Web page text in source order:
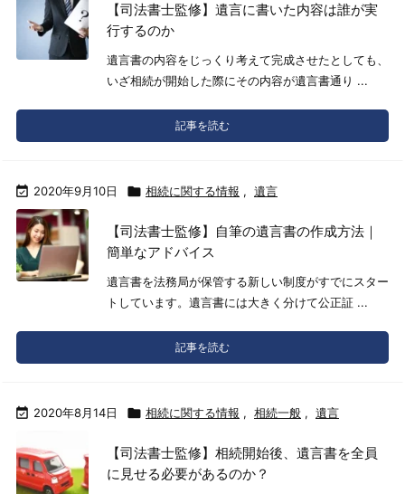
【司法書士監修】遺言に書いた内容は誰が実
行するのか
遺言書の内容をじっくり考えて完成させたとしても、
いざ相続が開始した際にその内容が遺言書通り ...
記事を読む
 2020年9月10日  相続に関する情報 , 遺言
【司法書士監修】自筆の遺言書の作成方法｜
簡単なアドバイス
遺言書を法務局が保管する新しい制度がすでにスター
トしています。遺言書には大きく分けて公正証 ...
記事を読む
 2020年8月14日  相続に関する情報 , 相続一般 , 遺言
【司法書士監修】相続開始後、遺言書を全員
に見せる必要があるのか？